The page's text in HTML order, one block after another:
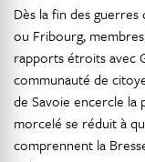
Dès la fin des guerres
ou Fribourg,
rapports étroits avec
communauté de
de Savoie encercle
morcelé se réduit à
comprennent la